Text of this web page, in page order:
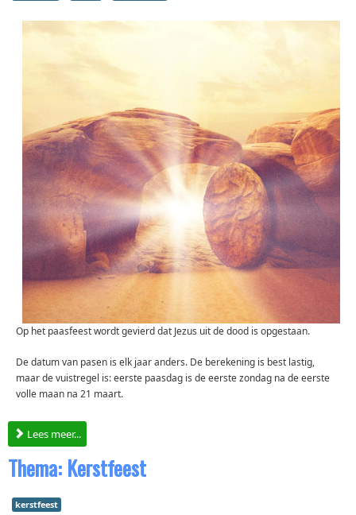
Op het paasfeest wordt gevierd dat Jezus uit de dood is opgestaan.
De datum van pasen is elk jaar anders. De berekening is best lastig,
maar de vuistregel is: eerste paasdag is de eerste zondag na de eerste
volle maan na 21 maart.
Lees meer...
Thema: Kerstfeest
kerstfeest